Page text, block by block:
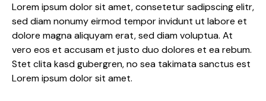
Lorem ipsum dolor sit amet, consetetur sadipscing elitr,
sed diam nonumy eirmod tempor invidunt ut labore et
dolore magna aliquyam erat, sed diam voluptua. At
vero eos et accusam et justo duo dolores et ea rebum.
Stet clita kasd gubergren, no sea takimata sanctus est
Lorem ipsum dolor sit amet.